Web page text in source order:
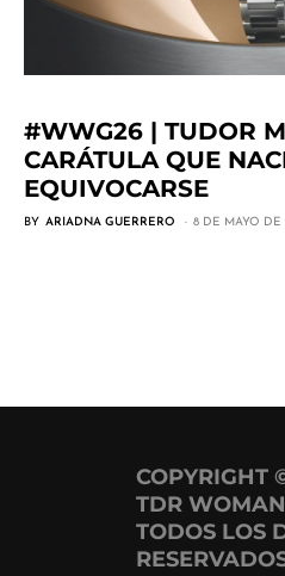
#WWG26 | TUDOR
CARÁTULA QUE
EQUIVOCARSE
BY ARIADNA GUERRERO 8 DE MAYO DE
COPYRIGHT
TDR WOMAN
TODOS LOS